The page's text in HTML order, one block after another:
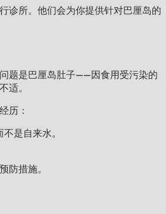
诊所。他们会为你提供针对巴厘岛的
题是巴厘岛肚子——因食用受污染的
适。
历：
是自来水。
防措施。